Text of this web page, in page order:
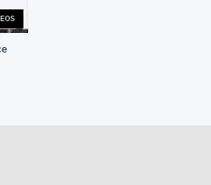
情報開示レポートの作成